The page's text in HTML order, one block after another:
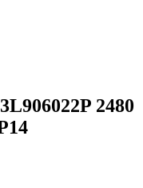
2480